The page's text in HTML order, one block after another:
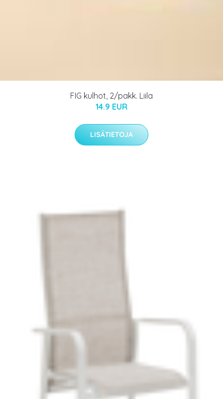
FIG kulhot, 2/pakk. Liila
14.9 EUR
LISÄTIETOJA